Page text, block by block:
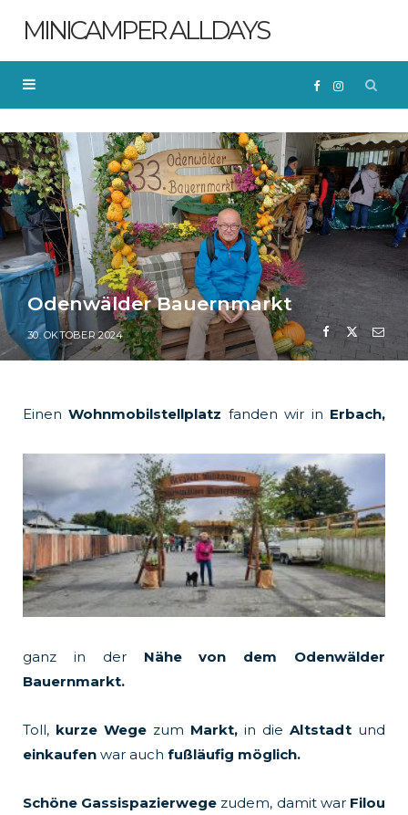
MINICAMPER ALLDAYS
F
a
c
e
o
k
I
n
t
a
Odenwälder Bauernmarkt
30. OKTOBER 2024
EinenWohnmobilstellplatz fanden wir in Erbach,
ganz in der Nähe von dem Odenwälder
Bauernmarkt.
Toll, kurze Wege zum Markt, in die Altstadt und
einkaufen war auch fußläufig möglich.
Schöne Gassispazierwege zudem, damit war Filou